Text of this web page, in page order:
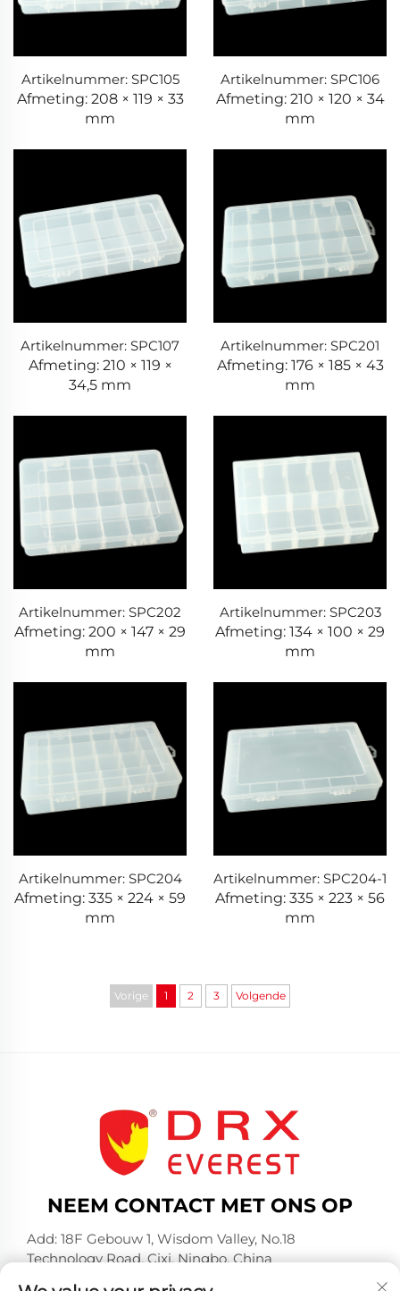
Artikelnummer: SPC105
Afmeting: 208 × 119 × 33
mm
Artikelnummer: SPC106
Afmeting: 210 × 120 × 34
mm
Artikelnummer: SPC107
Afmeting: 210 × 119 ×
34,5 mm
Artikelnummer: SPC201
Afmeting: 176 × 185 × 43
mm
Artikelnummer: SPC202
Afmeting: 200 × 147 × 29
mm
Artikelnummer: SPC203
Afmeting: 134 × 100 × 29
mm
Artikelnummer: SPC204
Afmeting: 335 × 224 × 59
mm
Artikelnummer: SPC204-1
Afmeting: 335 × 223 × 56
mm
Vorige 1 2 3 Volgende
NEEM CONTACT MET ONS OP
Add: 18F Gebouw 1, Wisdom Valley, No.18
Technology Road, Cixi, Ningbo, China
Tel: +86-574-23660321